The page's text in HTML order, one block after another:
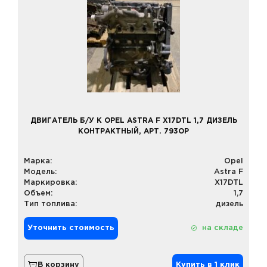
ДВИГАТЕЛЬ Б/У К OPEL ASTRA F X17DTL 1,7 ДИЗЕЛЬ
КОНТРАКТНЫЙ, АРТ. 793OP
Марка:
Opel
Модель:
Astra F
Маркировка:
X17DTL
Объем:
1,7
Тип топлива:
дизель
Уточнить стоимость на складе
В корзину Купить в 1 клик